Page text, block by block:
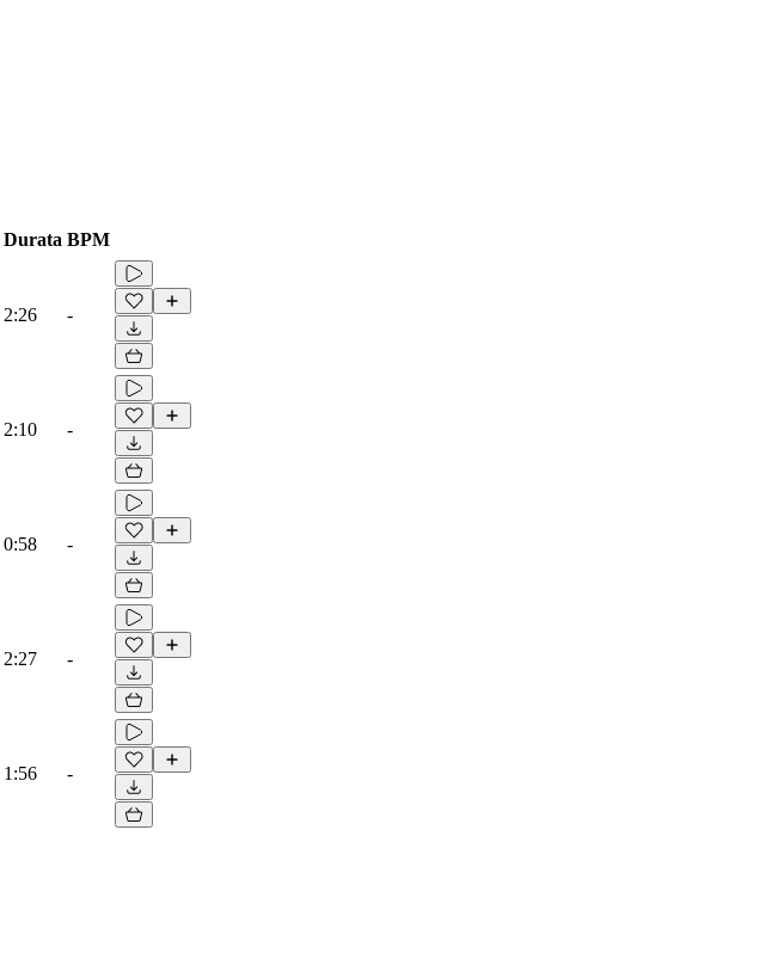
Durata BPM
2:26 -
2:10 -
0:58 -
2:27 -
1:56 -